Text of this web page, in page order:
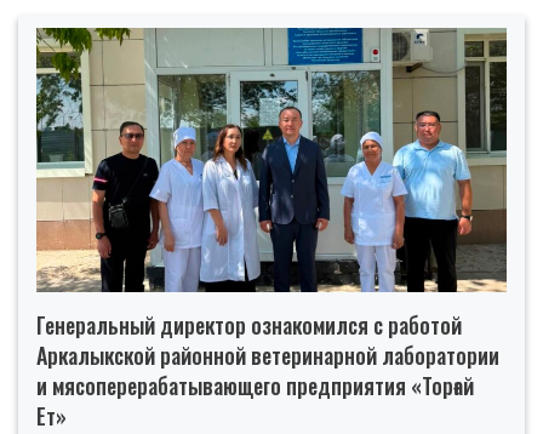
Генеральный директор ознакомился с работой
Аркалыкской районной ветеринарной лаборатории
и мясоперерабатывающего предприятия «Торғай
Ет»